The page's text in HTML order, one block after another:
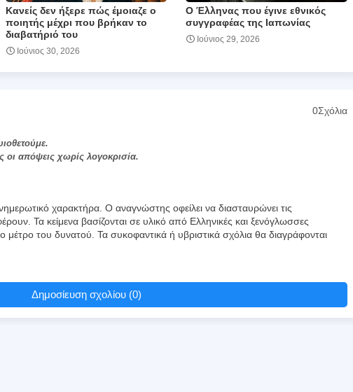
Κανείς δεν ήξερε πώς έμοιαζε ο
ποιητής μέχρι που βρήκαν το
διαβατήριό του
Ιούνιος 30, 2026
Ο Έλληνας που έγινε εθνικός
συγγραφέας της Ιαπωνίας
Ιούνιος 29, 2026
0Σχόλια
οι απόψεις χωρίς λογοκρισία.
χαρακτήρα. Ο αναγνώστης οφείλει να διασταυρώνει τις
Τα κείμενα βασίζονται σε υλικό από Ελληνικές και ξενόγλωσσες
μέτρο του δυνατού. Τα συκοφαντικά ή υβριστικά σχόλια θα διαγράφονται
Δημοσίευση σχολίου (0)